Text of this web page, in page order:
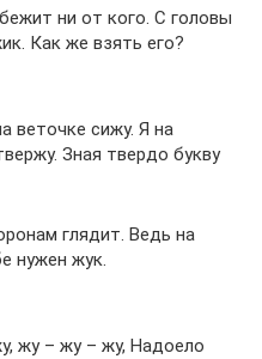
ни от кого. С головы
Как же взять его?
веточке сижу. Я на
Зная твердо букву
глядит. Ведь на
нужен жук.
жу – жу – жу, Надоело